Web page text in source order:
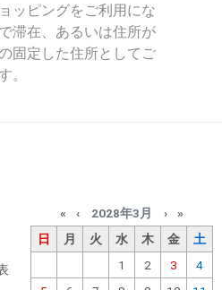
ッピングをご利用にな
滞在、あるいは住所が
固定した住所としてご
。
« ‹ 2028年3月 ›
»
日
月 火 水 木 金
土
1
2 3
4